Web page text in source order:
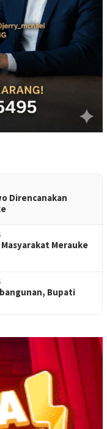
Direncanakan
Merauke
Bupati